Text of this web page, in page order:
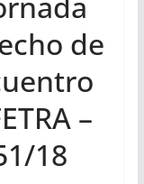
de
–
18